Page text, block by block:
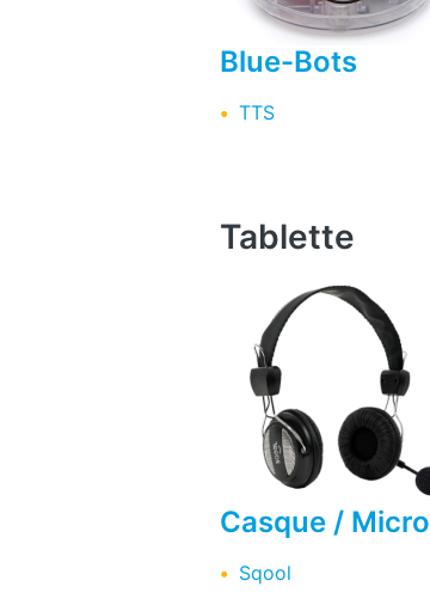
Blue-Bots
TTS
Tablette
Casque / Micro
Sqool